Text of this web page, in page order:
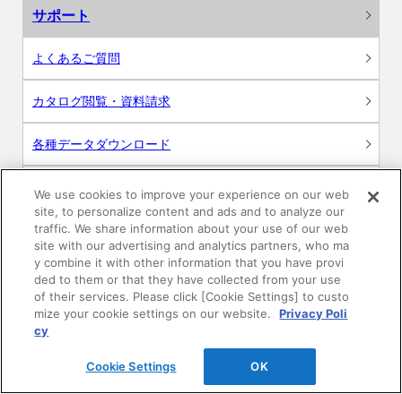
サポート
よくあるご質問
カタログ閲覧・資料請求
各種データダウンロード
WEB見積・各種シミュレーション
交換用部品の購入
修理・点検
お問い合わせ
We use cookies to improve your experience on our web
site, to personalize content and ads and to analyze our
traffic. We share information about your use of our web
site with our advertising and analytics partners, who ma
y combine it with other information that you have provi
ded to them or that they have collected from your use
of their services. Please click [Cookie Settings] to custo
mize your cookie settings on our website.
Privacy Poli
cy
Cookie Settings OK